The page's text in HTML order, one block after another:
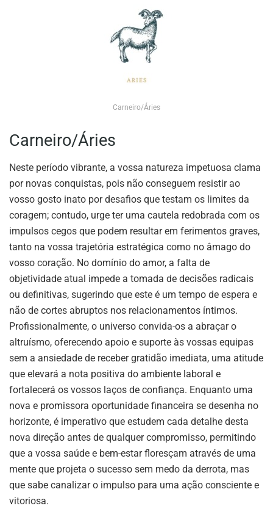
Carneiro/Áries
Carneiro/Áries
Neste período vibrante, a vossa natureza impetuosa clama
por novas conquistas, pois não conseguem resistir ao
vosso gosto inato por desafios que testam os limites da
coragem; contudo, urge ter uma cautela redobrada com os
impulsos cegos que podem resultar em ferimentos graves,
tanto na vossa trajetória estratégica como no âmago do
vosso coração. No domínio do amor, a falta de
objetividade atual impede a tomada de decisões radicais
ou definitivas, sugerindo que este é um tempo de espera e
não de cortes abruptos nos relacionamentos íntimos.
Profissionalmente, o universo convida-os a abraçar o
altruísmo, oferecendo apoio e suporte às vossas equipas
sem a ansiedade de receber gratidão imediata, uma atitude
que elevará a nota positiva do ambiente laboral e
fortalecerá os vossos laços de confiança. Enquanto uma
nova e promissora oportunidade financeira se desenha no
horizonte, é imperativo que estudem cada detalhe desta
nova direção antes de qualquer compromisso, permitindo
que a vossa saúde e bem-estar floresçam através de uma
mente que projeta o sucesso sem medo da derrota, mas
que sabe canalizar o impulso para uma ação consciente e
vitoriosa.